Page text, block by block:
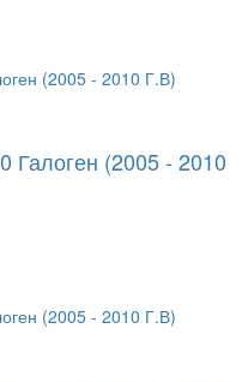
Галоген (2005 - 2010